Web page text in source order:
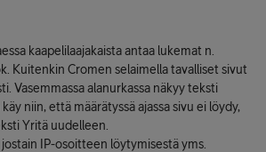
kaapelilaajakaista antaa lukemat n.
Kuitenkin Cromen selaimella tavalliset sivut
Vasemmassa alanurkassa näkyy teksti
niin, että määrätyssä ajassa sivu ei löydy,
Yritä uudelleen.
jostain IP-osoitteen löytymisestä yms.